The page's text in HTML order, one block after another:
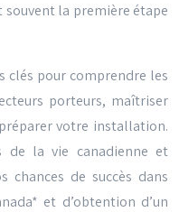
souvent la première étape
clés pour comprendre les
porteurs, maîtriser
votre installation.
de la vie canadienne et
chances de succès dans
et d’obtention d’un